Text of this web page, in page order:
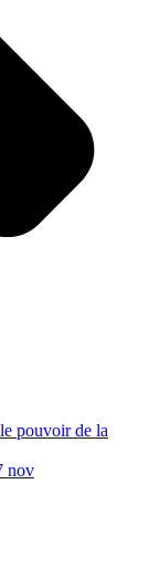
pouvoir de la
nov